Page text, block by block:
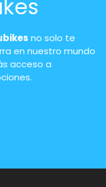
no solo te
en nuestro mundo
acceso a